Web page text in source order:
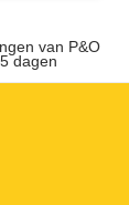
van P&O
dagen